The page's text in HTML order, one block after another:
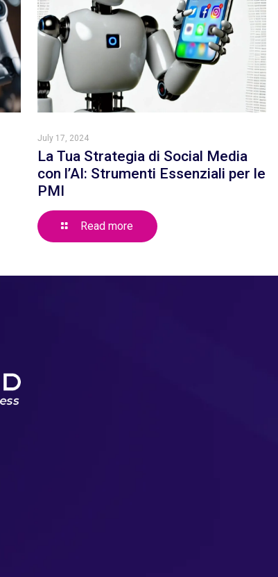
July 17, 2024
La Tua Strategia di Social Media
con l’AI: Strumenti Essenziali per le
PMI
Read more